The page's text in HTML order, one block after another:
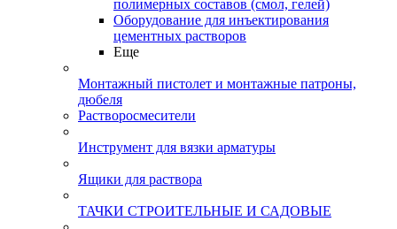
полимерных составов (смол, гелей)
Оборудование для инъектирования
цементных растворов
Еще
Монтажный пистолет и монтажные патроны,
дюбеля
Растворосмесители
Инструмент для вязки арматуры
Ящики для раствора
ТАЧКИ СТРОИТЕЛЬНЫЕ И САДОВЫЕ